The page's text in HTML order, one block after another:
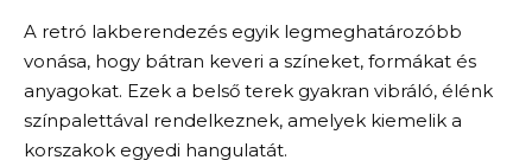
A retró lakberendezés egyik legmeghatározóbb
vonása, hogy bátran keveri a színeket, formákat és
anyagokat. Ezek a belső terek gyakran vibráló, élénk
színpalettával rendelkeznek, amelyek kiemelik a
korszakok egyedi hangulatát.